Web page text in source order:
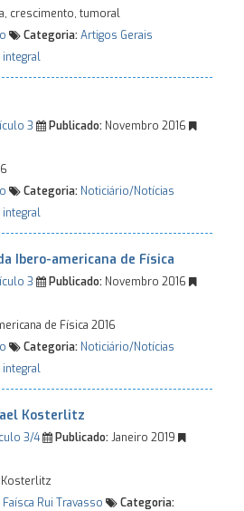
crescimento, tumoral
Categoria:Artigos Gerais
3 Publicado: Novembro 2016
Categoria: Noticiário/Notícias
Ibero-americana de Física
3 Publicado: Novembro 2016
de Física 2016
Categoria: Noticiário/Notícias
Kosterlitz
3/4 Publicado:Janeiro 2019
Faísca Rui Travasso
Categoria: